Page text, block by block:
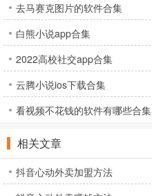
去马赛克图片的软件合集
白熊小说app合集
2022高校社交app合集
云腾小说ios下载合集
看视频不花钱的软件有哪些合集
相关文章
抖音心动外卖加盟方法